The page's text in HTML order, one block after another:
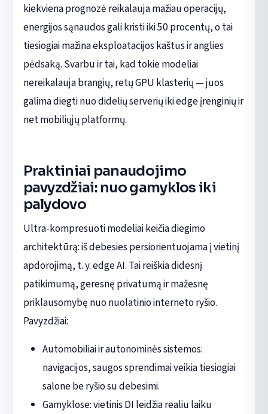
kiekviena prognozė reikalauja mažiau operacijų,
energijos sąnaudos gali kristi iki 50 procentų, o tai
tiesiogiai mažina eksploatacijos kaštus ir anglies
pėdsaką. Svarbu ir tai, kad tokie modeliai
nereikalauja brangių, retų GPU klasterių — juos
galima diegti nuo didelių serverių iki edge įrenginių ir
net mobiliųjų platformų.
Praktiniai panaudojimo
pavyzdžiai: nuo gamyklos iki
palydovo
Ultra-kompresuoti modeliai keičia diegimo
architektūrą: iš debesies persiorientuojama į vietinį
apdorojimą, t. y. edge AI. Tai reiškia didesnį
patikimumą, geresnę privatumą ir mažesnę
priklausomybę nuo nuolatinio interneto ryšio.
Pavyzdžiai:
Automobiliai ir autonominės sistemos:
navigacijos, saugos sprendimai veikia tiesiogiai
salone be ryšio su debesimi.
Gamyklose: vietinis DI leidžia realiu laiku